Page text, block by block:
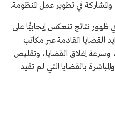
والمشاركة في تطوير عمل المنظومة.
ظهور نتائج تنعكس إيجابيًّا على
القضايا القادمة عبر مكاتب
وسرعة إغلاق القضايا، وتقليص
بالقضايا التي لم تقيد